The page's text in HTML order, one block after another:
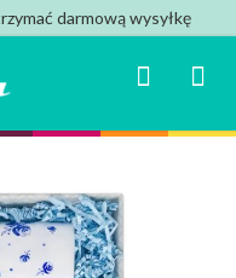
darmową wysyłkę
Mój
Search